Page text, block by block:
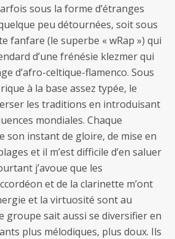
sous la forme d’étranges
peu détournées, soit sous
fanfare (le superbe « wRap ») qui
d’une frénésie klezmer qui
d’afro-celtique-flamenco. Sous
à la base assez typée, le
les traditions en introduisant
mondiales. Chaque
son instant de gloire, de mise en
et il m’est difficile d’en saluer
j’avoue que les
et de la clarinette m’ont
et la virtuosité sont au
groupe sait aussi se diversifier en
plus mélodiques, plus doux. Ils